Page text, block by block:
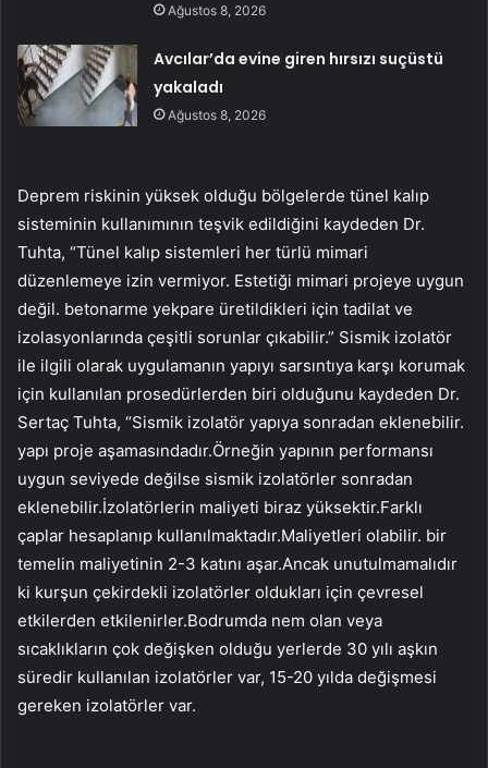
Ağustos 8, 2026
Avcılar’da evine giren hırsızı suçüstü
yakaladı
Ağustos 8, 2026
Deprem riskinin yüksek olduğu bölgelerde tünel kalıp
sisteminin kullanımının teşvik edildiğini kaydeden Dr.
Tuhta, “Tünel kalıp sistemleri her türlü mimari
düzenlemeye izin vermiyor. Estetiği mimari projeye uygun
değil. betonarme yekpare üretildikleri için tadilat ve
izolasyonlarında çeşitli sorunlar çıkabilir.” Sismik izolatör
ile ilgili olarak uygulamanın yapıyı sarsıntıya karşı korumak
için kullanılan prosedürlerden biri olduğunu kaydeden Dr.
Sertaç Tuhta, “Sismik izolatör yapıya sonradan eklenebilir.
yapı proje aşamasındadır.Örneğin yapının performansı
uygun seviyede değilse sismik izolatörler sonradan
eklenebilir.İzolatörlerin maliyeti biraz yüksektir.Farklı
çaplar hesaplanıp kullanılmaktadır.Maliyetleri olabilir. bir
temelin maliyetinin 2-3 katını aşar.Ancak unutulmamalıdır
ki kurşun çekirdekli izolatörler oldukları için çevresel
etkilerden etkilenirler.Bodrumda nem olan veya
sıcaklıkların çok değişken olduğu yerlerde 30 yılı aşkın
süredir kullanılan izolatörler var, 15-20 yılda değişmesi
gereken izolatörler var.